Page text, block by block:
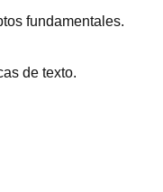
fundamentales.
de texto.